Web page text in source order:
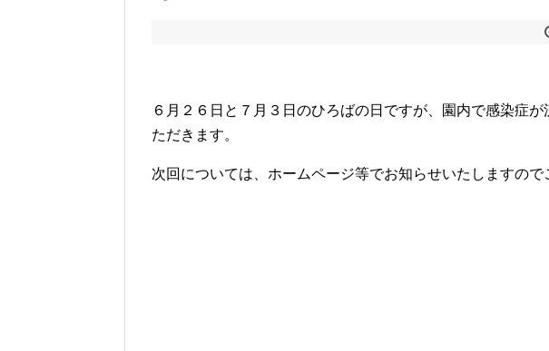
６月２６日と７月３日のひろばの日ですが、園内で感染症
ただきます。
次回については、ホームページ等でお知らせいたしますので